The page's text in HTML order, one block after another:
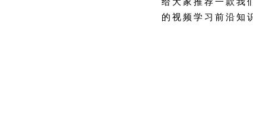
的视频学习前沿知